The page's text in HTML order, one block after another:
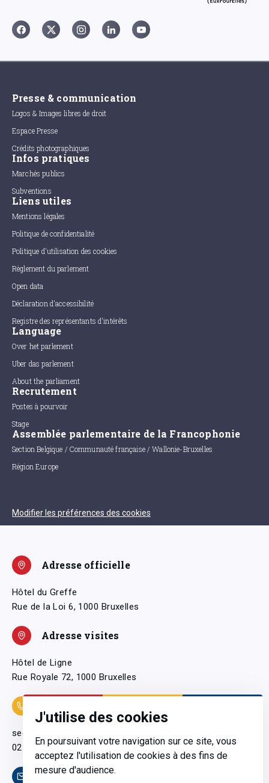
J'utilise des cookies
En poursuivant votre navigation sur ce site, vous
acceptez l'utilisation de cookies à des fins de
mesure d'audience.
Presse & communication
Logos & Images libres de droit
Espace Presse
Crédits photographiques
Infos pratiques
Marchés publics
Subventions
Liens utiles
Mentions légales
Politique de confidentialité
Politique d'utilisation des cookies
Règlement du parlement
Open data
Déclaration d'accessibilité
Registre des représentants d'intérêts
Language
Over het parlement
Uber das parlement
About the parliament
Recrutement
Postes à pourvoir
Stage
Assemblée parlementaire de la Francophonie
Section Belgique / Communauté française / Wallonie-Bruxelles
Région Europe
Modifier les préférences des cookies
Adresse officielle
Hôtel du Greffe
Rue de la Loi 6, 1000 Bruxelles
Adresse visites
Hôtel de Ligne
Rue Royale 72, 1000 Bruxelles
secretariatgeneral@pfwb.be
02 506 38 11
Contact